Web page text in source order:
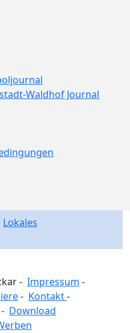
Waldhof Journal
Lokales
- Impressum -
- Kontakt-
- Download